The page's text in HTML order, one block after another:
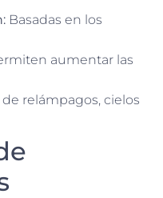
Basadas en los
aumentar las
relámpagos, cielos